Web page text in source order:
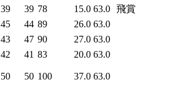
39 39 78 15.0 63.0 飛賞
45 44 89 26.0 63.0
43 47 90 27.0 63.0
42 41 83 20.0 63.0
50 50 100 37.0 63.0